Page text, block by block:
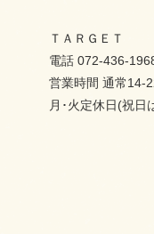
ＴＡＲＧＥＴ
電話 072-436-
営業時間 通常14-
月･火定休日(祝日